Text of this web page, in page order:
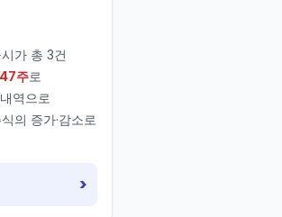
가 총 3건
주로
역으로
의 증가·감소로
›